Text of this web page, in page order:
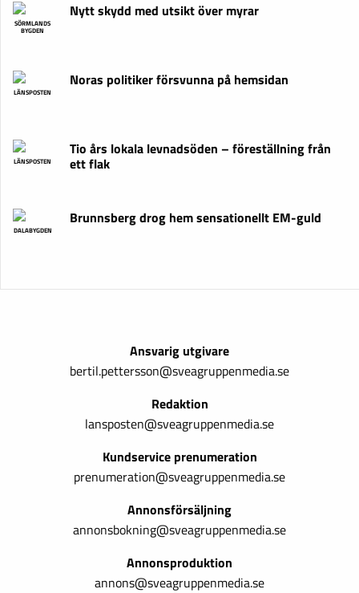
SÖRMLANDS
BYGDEN
Nytt skydd med utsikt över myrar
LÄNSPOSTEN
Noras politiker försvunna på hemsidan
LÄNSPOSTEN
Tio års lokala levnadsöden – föreställning från
ett flak
DALABYGDEN
Brunnsberg drog hem sensationellt EM-guld
Ansvarig utgivare
bertil.pettersson@sveagruppenmedia.se
Redaktion
lansposten@sveagruppenmedia.se
Kundservice prenumeration
prenumeration@sveagruppenmedia.se
Annonsförsäljning
annonsbokning@sveagruppenmedia.se
Annonsproduktion
annons@sveagruppenmedia.se